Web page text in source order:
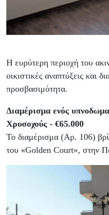
Η ευρύτερη περιοχή του
οικιστικές αναπτύξεις και
προσβασιμότητα.
Διαμέρισμα ενός
Χρυσοχούς - €65.000
Το διαμέρισμα (Αρ. 106)
του «Golden Court», στην